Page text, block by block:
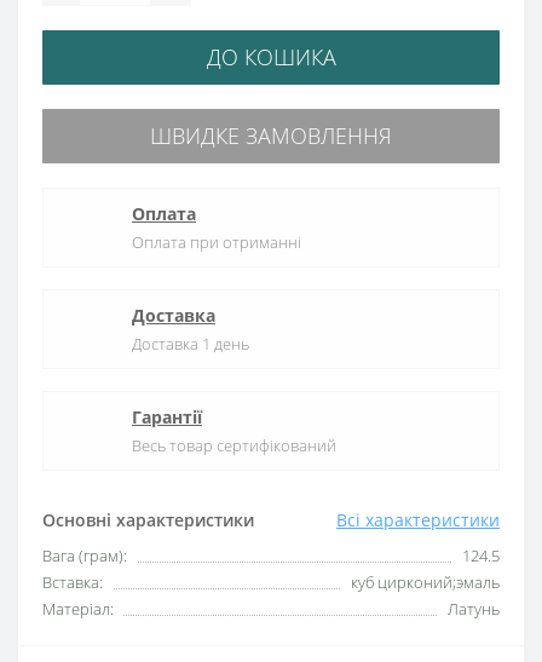
Основні характеристики Всі характеристики
Вага (грам):
124.5
Вставка:
куб цирконий;эмаль
Матеріал:
Латунь
ДО КОШИКА
ШВИДКЕ ЗАМОВЛЕННЯ
Оплата
Оплата при отриманні
Доставка
Доставка 1 день
Гарантії
Весь товар сертифікований